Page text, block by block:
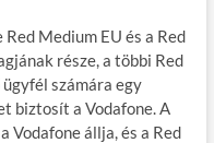
Medium EU és a Red
része, a többi Red
számára egy
biztosít a Vodafone. A
Vodafone állja, és a Red